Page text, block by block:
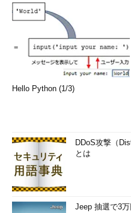
Hello Python (1/3)
DDoS攻撃（
とは
Jeep 抽選で3